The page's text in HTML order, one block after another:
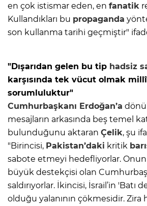
en çok istismar eden, en fanatik
Kullandıkları bu propaganda
son kullanma tarihi geçmiştir"
"Dışarıdan gelen bu tip hadsiz
karşısında tek vücut olmak
sorumluluktur"
Cumhurbaşkanı Erdoğan’a
mesajların arkasında beş temel
bulunduğunu aktaran Çelik, şu
"Birincisi, Pakistan’daki kritik
sabote etmeyi hedefliyorlar. Onun
büyük destekçisi olan
saldırıyorlar. İkincisi, İsrail’in 'Batı
olduğu yalanının çökmesidir. Zira